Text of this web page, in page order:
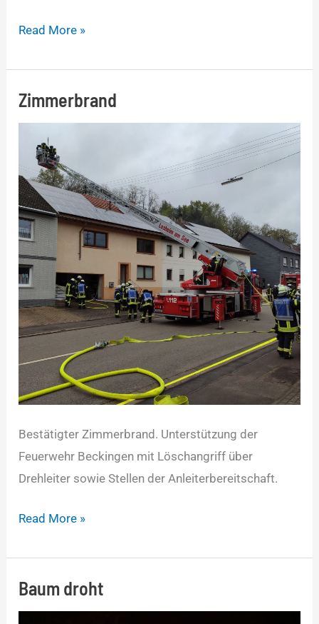
Read More »
Zimmerbrand
Bestätigter Zimmerbrand. Unterstützung der
Feuerwehr Beckingen mit Löschangriff über
Drehleiter sowie Stellen der Anleiterbereitschaft.
Zimmerbrand
Read More »
Baum droht
Baum
droht